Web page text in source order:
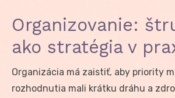
Organizovanie:
ako stratégia v
Organizácia má zaistiť, aby priority
rozhodnutia mali krátku dráhu a